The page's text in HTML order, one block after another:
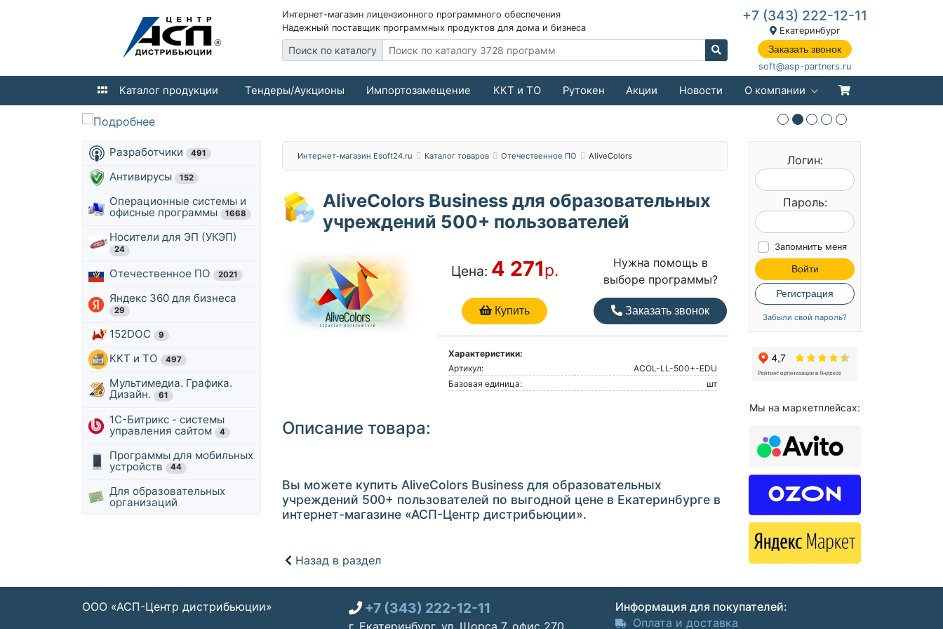
Интернет-магазин лицензионного программного обеспечения
Надежный поставщик программных продуктов для дома и бизнеса
Поиск по каталогу
+7 (343) 222-12-11
Екатеринбург
Заказать звонок
soft@asp-partners.ru
Каталог продукции Тендеры/Аукционы Импортозамещение ККТ и ТО Рутокен Акции Новости О компании
Разработчики 491
Антивирусы 152
Операционные системы и
офисные программы
1668
Носители для ЭП (УКЭП)
24
Отечественное ПО 2021
Яндекс 360 для бизнеса
29
152DOC 9
ККТ и ТО 497
Мультимедиа. Графика.
Дизайн.
61
1С-Битрикс - системы
управления сайтом
4
Программы для мобильных
устройств
44
Для образовательных
организаций
Интернет-магазин Esoft24.ru Каталог товаров Отечественное ПО AliveColors
AliveColors Business для образовательных
учреждений 500+ пользователей
Цена: 4 271р.
Купить
Нужна помощь в
выборе программы?
Заказать звонок
Характеристики:
Артикул:
ACOL-LL-500+-EDU
Базовая единица:
шт
Описание товара:
Вы можете купить AliveColors Business для образовательных
учреждений 500+ пользователей по выгодной цене в Екатеринбурге в
интернет-магазине «АСП-Центр дистрибьюции».
Назад в раздел
Логин:
Пароль:
Запомнить меня
Войти
Регистрация
Забыли свой пароль?
Мы на маркетплейсах:
ООО «АСП-Центр дистрибьюции» +7 (343) 222-12-11
Информация для покупателей:
Оплата и доставка